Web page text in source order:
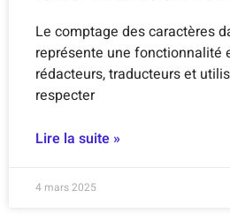
Le comptage des caractères
représente une fonctionnalité
rédacteurs, traducteurs et
respecter
Lire la suite »
4 mars 2025